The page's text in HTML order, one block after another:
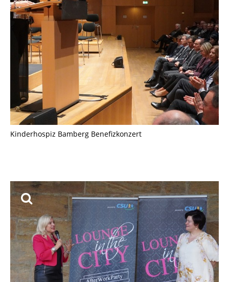
Kinderhospiz Bamberg Benefizkonzert